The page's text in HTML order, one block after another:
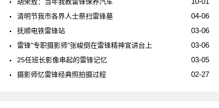
04-06
清明节我市各界人士祭扫雷锋墓
03-06
抚顺电铁雷锋站
03-06
雷锋"专职摄影师"张峻倒在雷锋精神宣讲台上
03-05
25任班长影像串起的雷锋记忆
02-27
摄影师忆雷锋经典照拍摄过程